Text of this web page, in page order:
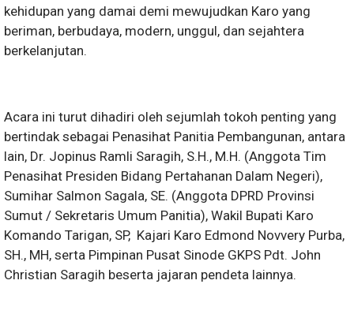
kehidupan yang damai demi mewujudkan Karo yang
beriman, berbudaya, modern, unggul, dan sejahtera
berkelanjutan.
​Acara ini turut dihadiri oleh sejumlah tokoh penting yang
bertindak sebagai Penasihat Panitia Pembangunan, antara
lain, ​Dr. Jopinus Ramli Saragih, S.H., M.H. (Anggota Tim
Penasihat Presiden Bidang Pertahanan Dalam Negeri), ​
Sumihar Salmon Sagala, SE. (Anggota DPRD Provinsi
Sumut / Sekretaris Umum Panitia), Wakil Bupati Karo
Komando Tarigan, SP, Kajari Karo Edmond Novvery Purba,
SH., MH, serta Pimpinan Pusat Sinode GKPS Pdt. John
Christian Saragih beserta jajaran pendeta lainnya.